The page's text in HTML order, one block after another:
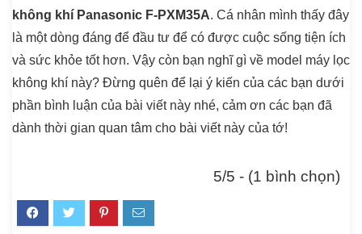
không khí Panasonic F-PXM35A. Cá nhân mình thấy đây
là một dòng đáng để đầu tư để có được cuộc sống tiện ích
và sức khỏe tốt hơn. Vậy còn bạn nghĩ gì về model máy lọc
không khí này? Đừng quên để lại ý kiến của các bạn dưới
phần bình luận của bài viết này nhé, cảm ơn các bạn đã
dành thời gian quan tâm cho bài viết này của tớ!
5/5 - (1 bình chọn)